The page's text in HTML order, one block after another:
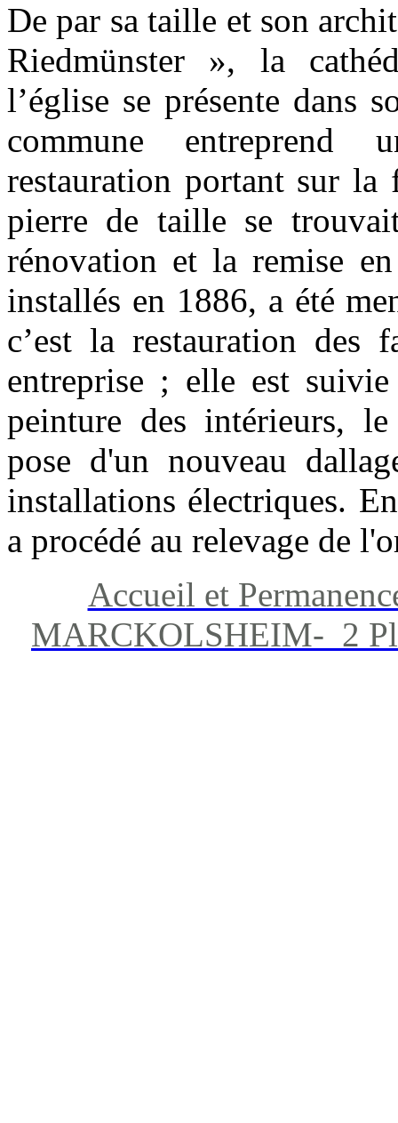
De par sa taille et son
Riedmünster », la
l’église se présente dans
commune entreprend
restauration portant sur
pierre de taille se
rénovation et la remise
installés en 1886, a été
c’est la restauration des
entreprise ; elle est
peinture des intérieurs,
pose d'un nouveau
installations électriques.
a procédé au relevage de
Accueil et
MARCKOLSHEIM- 2